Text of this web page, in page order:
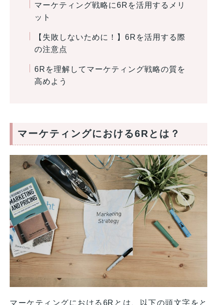
マーケティング戦略に6Rを活用するメリ
ット
【失敗しないために！】6Rを活用する際
の注意点
6Rを理解してマーケティング戦略の質を
高めよう
マーケティングにおける6Rとは？
マーケティングにおける6Rとは、以下の頭文字をと